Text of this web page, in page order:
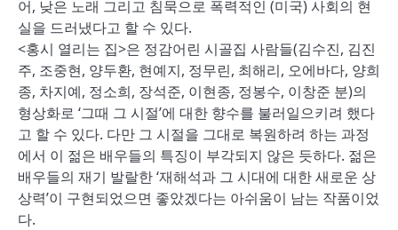
어, 낮은 노래 그리고 침묵으로 폭력적인 (미국) 사회의 현
실을 드러냈다고 할 수 있다.
<홍시 열리는 집>은 정감어린 시골집 사람들(김수진, 김진
주, 조중현, 양두환, 현예지, 정무린, 최해리, 오에바다, 양희
종, 차지예, 정소희, 장석준, 이현종, 정봉수, 이창준 분)의
형상화로 ‘그때 그 시절’에 대한 향수를 불러일으키려 했다
고 할 수 있다. 다만 그 시절을 그대로 복원하려 하는 과정
에서 이 젊은 배우들의 특징이 부각되지 않은 듯하다. 젊은
배우들의 재기 발랄한 ‘재해석과 그 시대에 대한 새로운 상
상력’이 구현되었으면 좋았겠다는 아쉬움이 남는 작품이었
다.